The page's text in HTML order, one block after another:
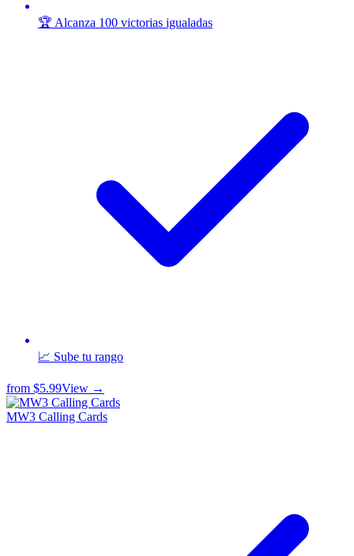
🏆 Alcanza 100 victorias igualadas
📈 Sube tu rango
from $5.99View →
MW3 Calling Cards